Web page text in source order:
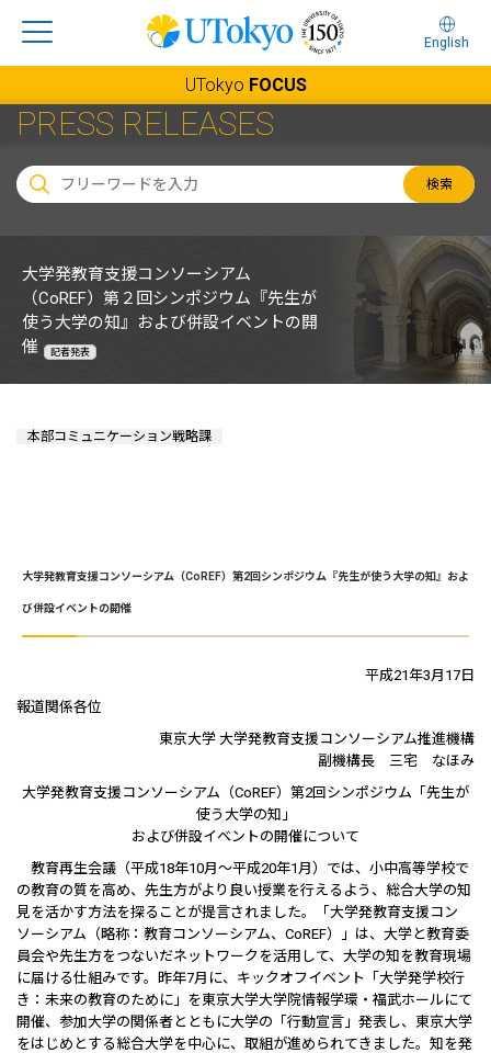
English
UTokyo FOCUS
PRESS RELEASES
検索
大学発教育支援コンソーシアム
（CoREF）第２回シンポジウム『先生が
使う大学の知』および併設イベントの開
催
記者発表
本部コミュニケーション戦略課
大学発教育支援コンソーシアム（CoREF）第2回シンポジウム『先生が使う大学の知』およ
び併設イベントの開催
平成21年3月17日
報道関係各位
東京大学 大学発教育支援コンソーシアム推進機構
副機構長 三宅 なほみ
大学発教育支援コンソーシアム（CoREF）第2回シンポジウム「先生が
使う大学の知」
および併設イベントの開催について
教育再生会議（平成18年10月～平成20年1月）では、小中高等学校で
の教育の質を高め、先生方がより良い授業を行えるよう、総合大学の知
見を活かす方法を探ることが提言されました。「大学発教育支援コン
ソーシアム（略称：教育コンソーシアム、CoREF）」は、大学と教育委
員会や先生方をつないだネットワークを活用して、大学の知を教育現場
に届ける仕組みです。昨年7月に、キックオフイベント「大学発学校行
き：未来の教育のために」を東京大学大学院情報学環・福武ホールにて
開催、参加大学の関係者とともに大学の「行動宣言」発表し、東京大学
をはじめとする総合大学を中心に、取組が進められてきました。知を発